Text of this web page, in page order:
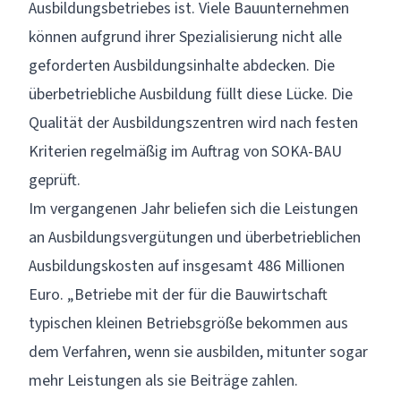
Ausbildungsbetriebes ist. Viele Bauunternehmen
können aufgrund ihrer Spezialisierung nicht alle
geforderten Ausbildungsinhalte abdecken. Die
überbetriebliche Ausbildung füllt diese Lücke. Die
Qualität der Ausbildungszentren wird nach festen
Kriterien regelmäßig im Auftrag von SOKA-BAU
geprüft.
Im vergangenen Jahr beliefen sich die Leistungen
an Ausbildungsvergütungen und überbetrieblichen
Ausbildungskosten auf insgesamt 486 Millionen
Euro. „Betriebe mit der für die Bauwirtschaft
typischen kleinen Betriebsgröße bekommen aus
dem Verfahren, wenn sie ausbilden, mitunter sogar
mehr Leistungen als sie Beiträge zahlen.